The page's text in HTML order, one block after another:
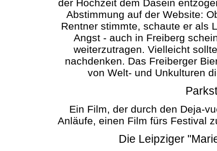
der Hochzeit dem Dasein
Abstimmung auf der Website:
Rentner stimmte, schaute er als
Angst - auch in Freiberg
weiterzutragen. Vielleicht
nachdenken. Das Freiberger
von Welt- und Unkulturen
Ein Film, der durch den Deja-
Anläufe, einen Film fürs Festival
Die Leipziger